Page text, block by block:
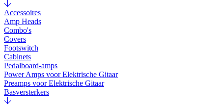
Accessoires
Amp Heads
Combo's
Covers
Footswitch
Cabinets
Pedalboard-amps
Power Amps voor Elektrische Gitaar
Preamps voor Elektrische Gitaar
Basversterkers